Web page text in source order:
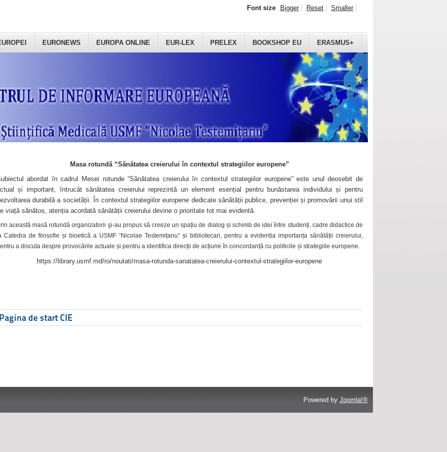
EURONEWS EUROPA ONLINE EUR-LEX PRELEX BOOKSHOP EU ERASMUS+
Font size Bigger Reset Smaller
Masa rotundă “Sănătatea creierului în contextul strategiilor europene”
abordat în cadrul Mesei rotunde “Sănătatea creierului în contextul strategiilor europene” este unul deosebit de
și important, întrucât sănătatea creierului reprezintă un element esențial pentru bunăstarea individului și pentru
durabilă a societății. În contextul strategiilor europene dedicate sănătății publice, prevenției și promovării unui stil
viață sănătos, atenția acordată sănătății creierului devine o prioritate tot mai evidentă.
această masă rotundă organizatorii şi-au propus să creeze un spațiu de dialog și schimb de idei între studenți, cadre didactice de
Catedra de filosofie și bioetică a USMF “Nicolae Testemițanu” și bibliotecari, pentru a evidenția importanța sănătății creierului,
a discuta despre provocările actuale și pentru a identifica direcții de acțiune în concordanță cu politicile și strategiile europene.
https://library.usmf.md/ro/noutati/masa-rotunda-sanatatea-creierului-contextul-strategiilor-europene
Pagina de start CIE
Powered by Joomla!®